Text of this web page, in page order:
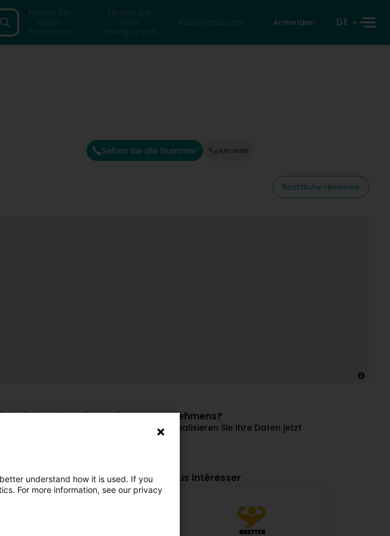
Finden Sie
einen
Fachmann
Finden Sie
eine
Privatperson
Rückwärtssuche Anmelden DE
Sehen Sie die Nummer Anreise
Rechtliche Hinweise
Sie der Eigentümer dieses Unternehmens?
Kontrolle über Ihr Unternehmen und aktualisieren Sie Ihre Daten jetzt
professionnels qui pourraient vous intéresser
understand how it is used. If you
For more information, see our privacy